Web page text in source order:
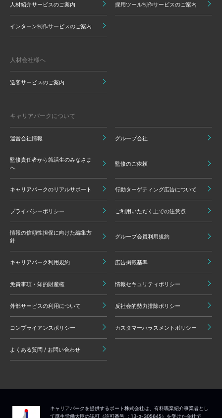
人材紹介サービスのご案内 採用ツール制作サービスのご案内
インターン制作サービスのご案内
人材会社様へ
送客サービスのご案内
キャリアパークについて
運営会社情報 グループ会社
監修責任者から就活生のみなさま
へ
監修のご依頼
キャリアパークのリアルサポート 行動ターゲティング広告について
プライバシーポリシー ご利用いただく上での注意点
情報の信頼性担保に向けた編集方
針
グループ会員利用規約
キャリアパーク利用規約 広告掲載基準
免責事項・知的財産権 情報セキュリティポリシー
外部サービスの利用について 反社会的勢力排除ポリシー
コンプライアンスポリシー カスタマーハラスメントポリシー
よくある質問 / お問い合わせ